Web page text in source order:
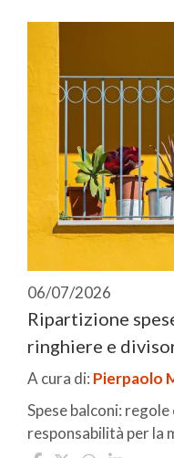
06/07/2026
Ripartizione
ringhiere e
A cura di: Pierpaolo
Spese balconi:
responsabilità per la